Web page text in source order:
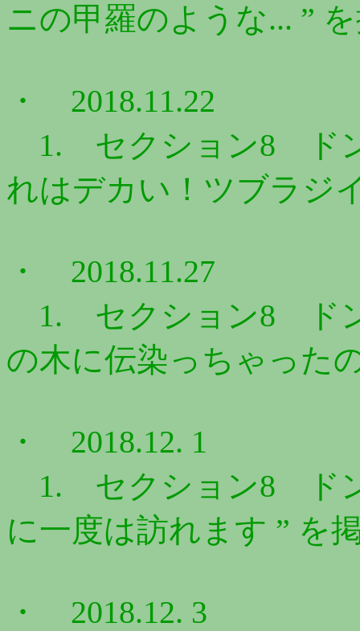
ニの甲羅のような... ”
・ 2018.11.22
1. セクション8 ドン
れはデカい！ツブラジ
・ 2018.11.27
1. セクション8 ドン
の木に伝染っちゃった
・ 2018.12. 1
1. セクション8 ドン
に一度は訪れます ” を
・ 2018.12. 3